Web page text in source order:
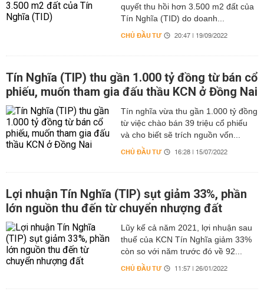
quyết thu hồi hơn 3.500 m2 đất của
Tín Nghĩa (TID) do doanh...
CHỦ ĐẦU TƯ 20:47 | 19/09/2022
Tín Nghĩa (TIP) thu gần 1.000 tỷ đồng từ bán cổ
phiếu, muốn tham gia đấu thầu KCN ở Đồng Nai
Tín nghĩa vừa thu gần 1.000 tỷ đồng
từ việc chào bán 39 triệu cổ phiếu
và cho biết sẽ trích nguồn vốn...
CHỦ ĐẦU TƯ 16:28 | 15/07/2022
Lợi nhuận Tín Nghĩa (TIP) sụt giảm 33%, phần
lớn nguồn thu đến từ chuyển nhượng đất
Lũy kế cả năm 2021, lợi nhuận sau
thuế của KCN Tín Nghĩa giảm 33%
còn so với năm trước đó về 92...
CHỦ ĐẦU TƯ 11:57 | 26/01/2022